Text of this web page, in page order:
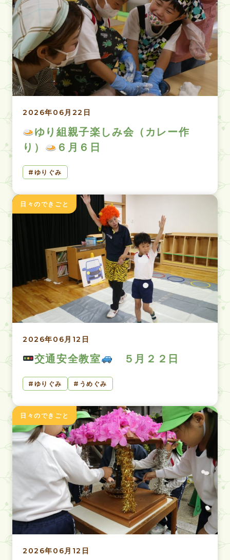
2026年06月22日
ゆり組親子楽しみ会（カレー作
り）
６月６日
ゆりぐみ
日々のできごと
2026年06月12日
交通安全教室 ５月２２日
ゆりぐみ うめぐみ
日々のできごと
2026年06月12日